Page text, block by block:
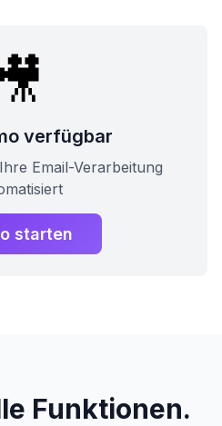
verfügbar
Email-Verarbeitung
starten
Funktionen.